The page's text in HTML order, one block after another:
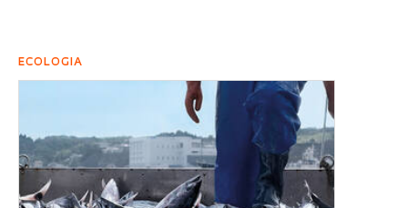
ECOLOGIA